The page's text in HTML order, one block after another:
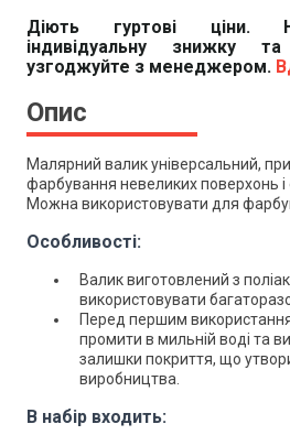
Діють гуртові ціни.
індивідуальну знижку
узгоджуйте з менеджером.
Опис
Малярний валик універсальний,
фарбування невеликих поверхонь і
Можна використовувати для
Особливості:
Валик виготовлений з
використовувати
Перед першим
промити в мильній воді та
залишки покриття, що
виробництва.
В набір входить: